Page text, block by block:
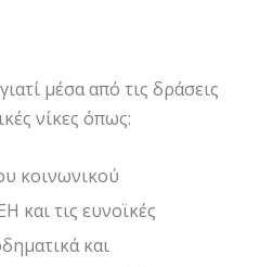
μέσα από τις δράσεις
νίκες όπως:
κοινωνικού
και τις ευνοϊκές
και